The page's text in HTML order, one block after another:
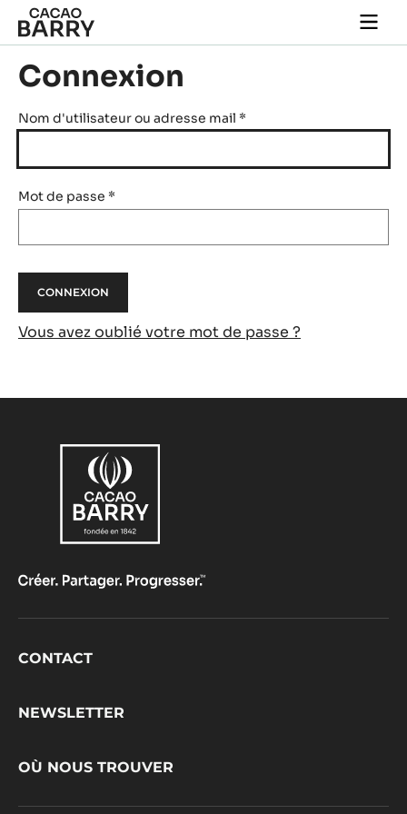
Skip to main content
main
Connexion
Nom d'utilisateur ou adresse mail *
Mot de passe *
Vous avez oublié votre mot de passe ?
Footer
CONTACT
NEWSLETTER
OÙ NOUS TROUVER